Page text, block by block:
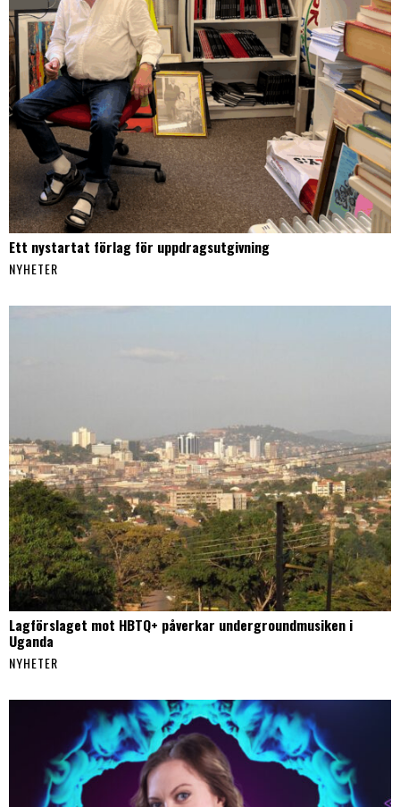
Ett nystartat förlag för uppdragsutgivning
NYHETER
Lagförslaget mot HBTQ+ påverkar undergroundmusiken i
Uganda
NYHETER